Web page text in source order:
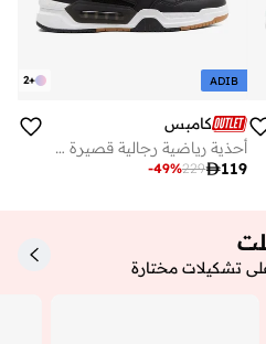
+
2 ADIB
كامبس
أحذية رياضية رجالية قصيرة بألوان جريئة وراحة شبيهة بالسحاب
119
229
-49%